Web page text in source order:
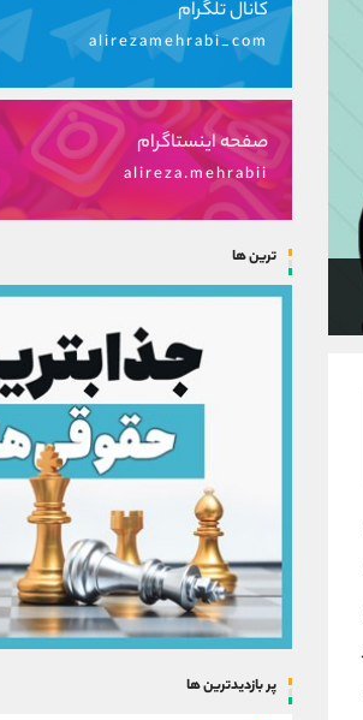
کانال تلگرام
alirezamehrabi_com
صفحه اینستاگرام
alireza.mehrabii
ترین ها
پر بازدیدترین ها